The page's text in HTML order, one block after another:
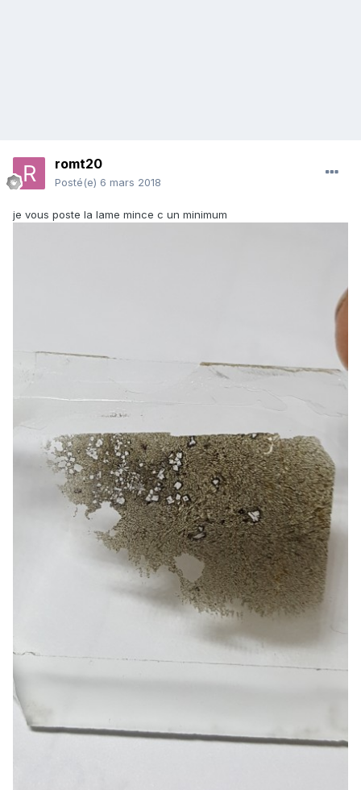
romt20
Posté(e) 6 mars 2018
je vous poste la lame mince c un minimum